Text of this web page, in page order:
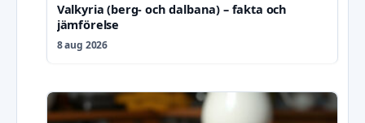
Valkyria (berg- och dalbana) – fakta och
jämförelse
8 aug 2026